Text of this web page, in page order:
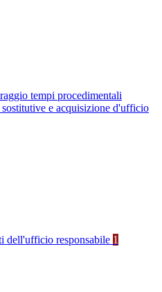
tempi procedimentali
e acquisizione d'ufficio
dell'ufficio responsabile 1